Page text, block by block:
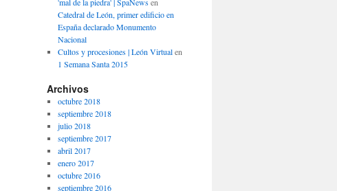
Catedral de León, primer edificio en
España declarado Monumento
Nacional
Cultos y procesiones | León Virtualen
1 Semana Santa 2015
Archivos
octubre 2018
septiembre 2018
julio 2018
septiembre 2017
abril 2017
enero 2017
octubre 2016
septiembre 2016